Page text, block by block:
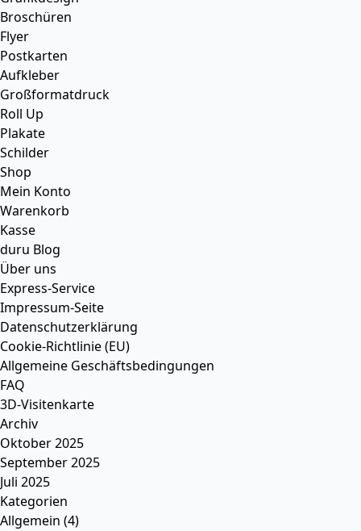
Broschüren
Flyer
Postkarten
Aufkleber
Großformatdruck
Roll Up
Plakate
Schilder
Shop
Mein Konto
Warenkorb
Kasse
duru Blog
Über uns
Express-Service
Impressum-Seite
Datenschutzerklärung
Cookie-Richtlinie (EU)
Allgemeine Geschäftsbedingungen
FAQ
3D-Visitenkarte
Archiv
Oktober 2025
September 2025
Juli 2025
Kategorien
Allgemein (4)